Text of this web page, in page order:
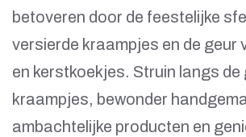
betoveren door de feestelijke
versierde kraampjes en de geur
en kerstkoekjes. Struin langs de
kraampjes, bewonder
ambachtelijke producten en